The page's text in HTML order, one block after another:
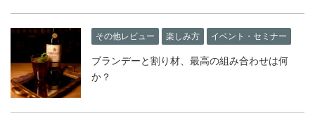
その他レビュー 楽しみ方 イベント・セミナー
ブランデーと割り材、最高の組み合わせは何
か？